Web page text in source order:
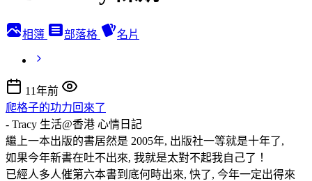
相簿 部落格 名片
11年前
爬格子的功力回來了
- Tracy 生活@香港 心情日記
繼上一本出版的書居然是 2005年, 出版社一等就是十年了,
如果今年新書在吐不出來, 我就是太對不起我自己了！
已經人多人催第六本書到底何時出來, 快了, 今年一定出得來